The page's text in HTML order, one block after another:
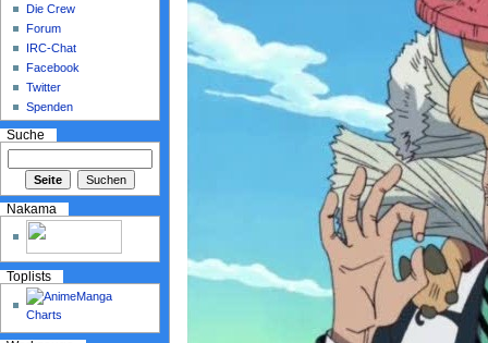
Die Crew
Forum
IRC-Chat
Facebook
Twitter
Spenden
Suche
Nakama
Toplists